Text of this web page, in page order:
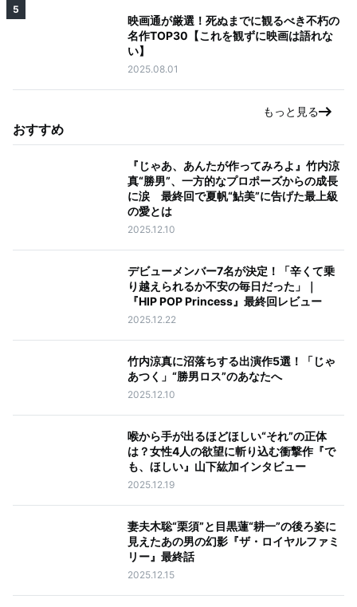
5
映画通が厳選！死ぬまでに観るべき不朽の
名作TOP30【これを観ずに映画は語れな
い】
2025.08.01
もっと見る
おすすめ
『じゃあ、あんたが作ってみろよ』竹内涼
真“勝男”、一方的なプロポーズからの成長
に涙 最終回で夏帆“鮎美”に告げた最上級
の愛とは
2025.12.10
デビューメンバー7名が決定！「辛くて乗
り越えられるか不安の毎日だった」｜
『HIP POP Princess』最終回レビュー
2025.12.22
竹内涼真に沼落ちする出演作5選！「じゃ
あつく」“勝男ロス”のあなたへ
2025.12.10
喉から手が出るほどほしい“それ”の正体
は？女性4人の欲望に斬り込む衝撃作『で
も、ほしい』山下紘加インタビュー
2025.12.19
妻夫木聡“栗須”と目黒蓮“耕一”の後ろ姿に
見えたあの男の幻影『ザ・ロイヤルファミ
リー』最終話
2025.12.15